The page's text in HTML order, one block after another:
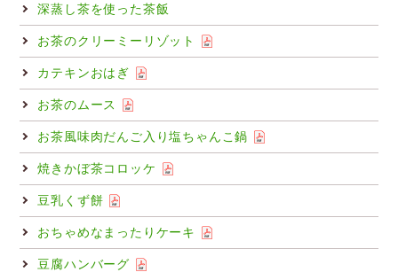
深蒸し茶を使った茶飯
お茶のクリーミーリゾット
カテキンおはぎ
お茶のムース
お茶風味肉だんご入り塩ちゃんこ鍋
焼きかぼ茶コロッケ
豆乳くず餅
おちゃめなまったりケーキ
豆腐ハンバーグ